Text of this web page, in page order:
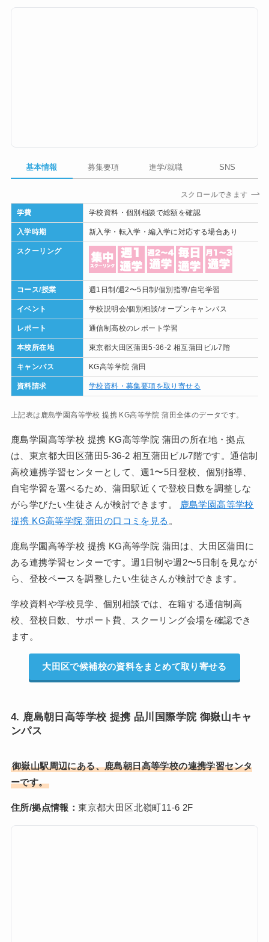
基本情報 募集要項 進学/就職 SNS
スクロールできます
学費 学校資料・個別相談で総額を確認
入学時期 新入学・転入学・編入学に対応する場合あり
スクーリング
コース/授業 週1日制/週2〜5日制/個別指導/自宅学習
イベント 学校説明会/個別相談/オープンキャンパス
レポート 通信制高校のレポート学習
本校所在地 東京都大田区蒲田5-36-2 相互蒲田ビル7階
キャンパス KG高等学院 蒲田
資料請求 学校資料・募集要項を取り寄せる
上記表は鹿島学園高等学校 提携 KG高等学院 蒲田全体のデータです。
鹿島学園高等学校 提携 KG高等学院 蒲田の所在地・拠点
は、東京都大田区蒲田5-36-2 相互蒲田ビル7階です。通信制
高校連携学習センターとして、週1〜5日登校、個別指導、
自宅学習を選べるため、蒲田駅近くで登校日数を調整しな
がら学びたい生徒さんが検討できます。
鹿島学園高等学校
提携 KG高等学院 蒲田の口コミを見る 。
鹿島学園高等学校 提携 KG高等学院 蒲田は、大田区蒲田に
ある連携学習センターです。週1日制や週2〜5日制を見なが
ら、登校ペースを調整したい生徒さんが検討できます。
学校資料や学校見学、個別相談では、在籍する通信制高
校、登校日数、サポート費、スクーリング会場を確認でき
ます。
大田区で候補校の資料をまとめて取り寄せる
4. 鹿島朝日高等学校 提携 品川国際学院 御嶽山キャ
ンパス
御嶽山駅周辺にある、鹿島朝日高等学校の連携学習センタ
ーです。
住所/拠点情報：東京都大田区北嶺町11-6 2F